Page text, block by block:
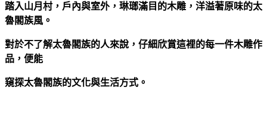
踏入山月村，戶內與室外，琳瑯滿目的木雕，洋溢著原味的太
魯閣族風。
對於不了解太魯閣族的人來說，仔細欣賞這裡的每一件木雕作
品，便能
窺探太魯閣族的文化與生活方式。